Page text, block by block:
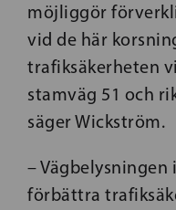
möjliggör
vid de här
trafiksäkerheten
stamväg 51 och
säger Wickström.
–
förbättra